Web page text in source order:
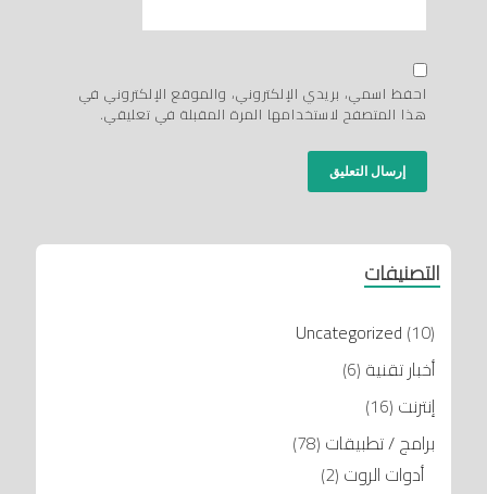
احفظ اسمي، بريدي الإلكتروني، والموقع الإلكتروني في
هذا المتصفح لاستخدامها المرة المقبلة في تعليقي.
التصنيفات
Uncategorized (10)
أخبار تقنية (6)
إنترنت (16)
برامج / تطبيقات (78)
أدوات الروت (2)